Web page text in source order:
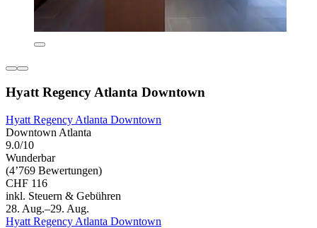
Hyatt Regency Atlanta Downtown
Hyatt Regency Atlanta Downtown
Downtown Atlanta
9.0/10
Wunderbar
(4’769 Bewertungen)
CHF 116
inkl. Steuern & Gebühren
28. Aug.–29. Aug.
Hyatt Regency Atlanta Downtown